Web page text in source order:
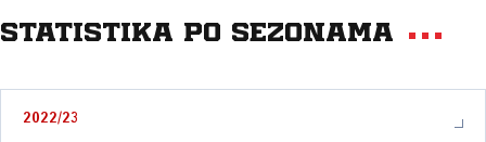
Statistika po sezonama
2022/23